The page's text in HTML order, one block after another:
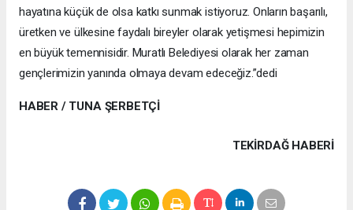
hayatına küçük de olsa katkı sunmak istiyoruz. Onların başarılı,
üretken ve ülkesine faydalı bireyler olarak yetişmesi hepimizin
en büyük temennisidir. Muratlı Belediyesi olarak her zaman
gençlerimizin yanında olmaya devam edeceğiz.”dedi
HABER / TUNA ŞERBETÇİ
TEKIRDAĞ HABERİ